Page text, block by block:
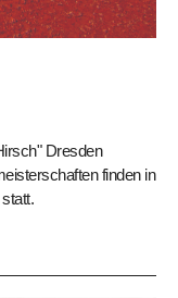
Dresden
finden in
Dresden